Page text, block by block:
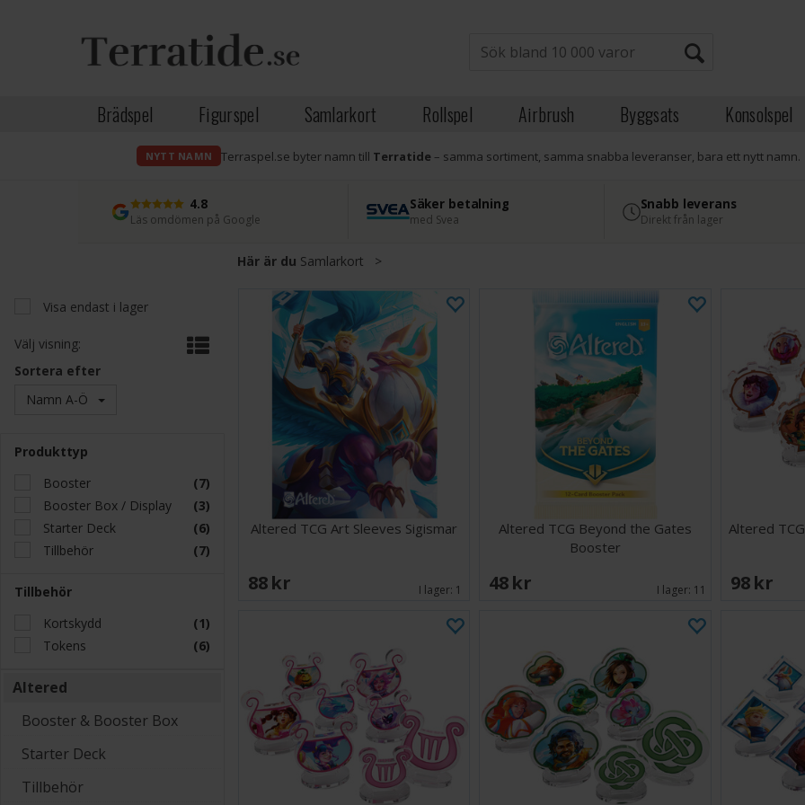
Brädspel Figurspel Samlarkort Rollspel Airbrush Byggsats Konsolspel
NYTT NAMN Terraspel.se byter namn till Terratide– samma sortiment, samma snabba leveranser, bara ett nytt namn.
4.8
Läs omdömen på Google
Säker betalning
med Svea
Snabb leverans
Direkt från lager
Här är du Samlarkort >
Visa endast i lager
Välj visning:
Sortera efter
Namn A-Ö
Produkttyp
Booster
(7)
Booster Box / Display
(3)
Starter Deck
(6)
Tillbehör
(7)
Tillbehör
Kortskydd
(1)
Tokens
(6)
Altered
Booster & Booster Box
Starter Deck
Tillbehör
Altered TCG Art Sleeves Sigismar
88 SEK I lager: 1
Altered TCG Beyond the Gates
Booster
48 SEK I lager: 11
Altered
98 SEK